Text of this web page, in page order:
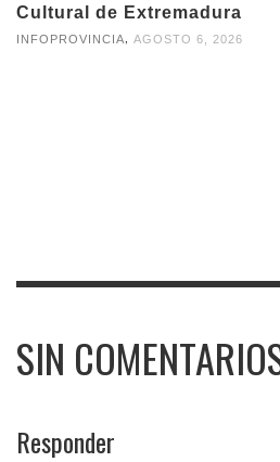
Cultural de Extremadura
INFOPROVINCIA AGOSTO 6, 2026
SIN
Responder